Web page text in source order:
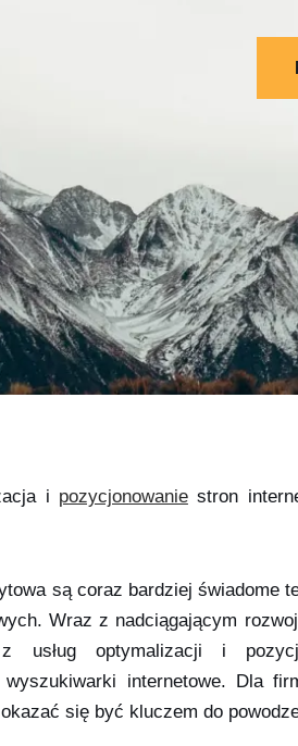
i pozycjonowaniestron
są coraz bardziej świadome
Wraz z nadciągającym
usług optymalizacji i
wyszukiwarki internetowe. Dla
się być kluczem do